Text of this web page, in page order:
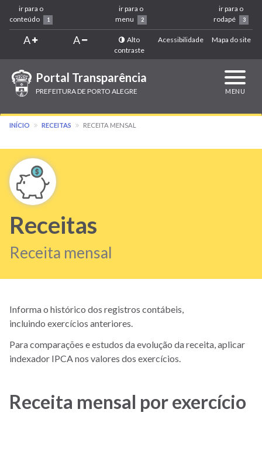
ir para o
conteúdo
1
ir para o
menu
2
ir para o
rodapé
3
A A
Alto
contraste
Acessibilidade Mapa do site
Portal Transparência
PREFEITURA DE PORTO ALEGRE
MENU
INÍCIO RECEITAS RECEITA MENSAL
Receitas
Receita mensal
Informa o histórico dos registros contábeis,
incluindo exercícios anteriores.
Para comparações e estudos da evolução da receita, aplicar
indexador IPCA nos valores dos exercícios.
Receita mensal por exercício